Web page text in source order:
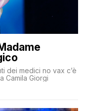
dei medici no vax c’è
Camila Giorgi